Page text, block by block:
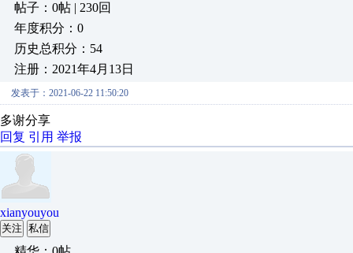
帖子：0帖 | 230回
年度积分：0
历史总积分：54
注册：2021年4月13日
发表于：2021-06-22 11:50:20
多谢分享
回复 引用 举报
xianyouyou
关注 私信